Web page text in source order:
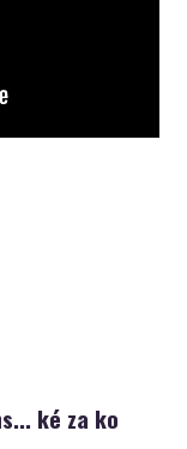
ké za ko